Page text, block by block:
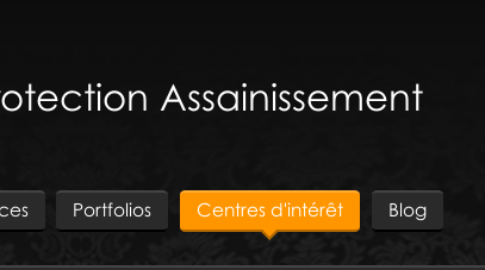
Assainissement
Portfolios Centres d'intérêt Blog